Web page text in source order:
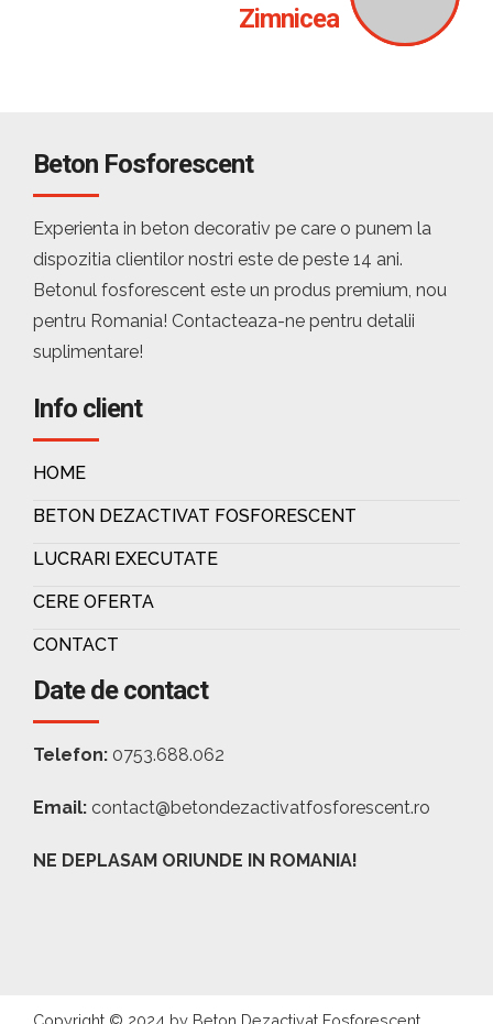
Zimnicea
Beton Fosforescent
Experienta in beton decorativ pe care o punem la
dispozitia clientilor nostri este de peste 14 ani.
Betonul fosforescent este un produs premium, nou
pentru Romania! Contacteaza-ne pentru detalii
suplimentare!
Info client
HOME
BETON DEZACTIVAT FOSFORESCENT
LUCRARI EXECUTATE
CERE OFERTA
CONTACT
Date de contact
Telefon: 0753.688.062
Email: contact@betondezactivatfosforescent.ro
NE DEPLASAM ORIUNDE IN ROMANIA!
Copyright © 2024 by Beton Dezactivat Fosforescent.